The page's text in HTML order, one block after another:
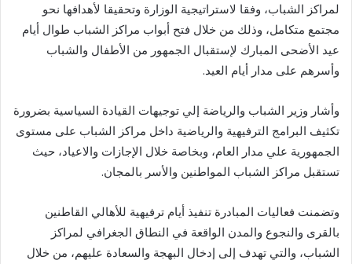
لمراكز الشباب، وفقا لاستراتيجية الوزارة وتحقيقا لأهدافها نحو
مجتمع متكامل، وذلك من خلال فتح أبواب مراكز الشباب طوال أيام
عيد الأضحى المبارك لإستقبال الجمهور من الأطفال والشباب
وأسرهم على مدار أيام العيد.
وأشار وزير الشباب والرياضة إلي توجيهات القيادة السياسية بضرورة
تكثيف البرامج الترفيهية والرياضية داخل مراكز الشباب على مستوى
الجمهورية علي مدار العام، وبخاصة خلال الإجازات والاعياد، حيث
تستقبل مراكز الشباب المواطنين والأسر بالمجان.
وتضمنت فعاليات المبادرة تنفيذ أيام ترفيهية للأهالي القاطنين
بالقرى والنجوع والمدن الواقعة في النطاق الجغرافي لمراكز
الشباب، والتي تهدف إلى إدخال البهجة والسعادة عليهم، من خلال